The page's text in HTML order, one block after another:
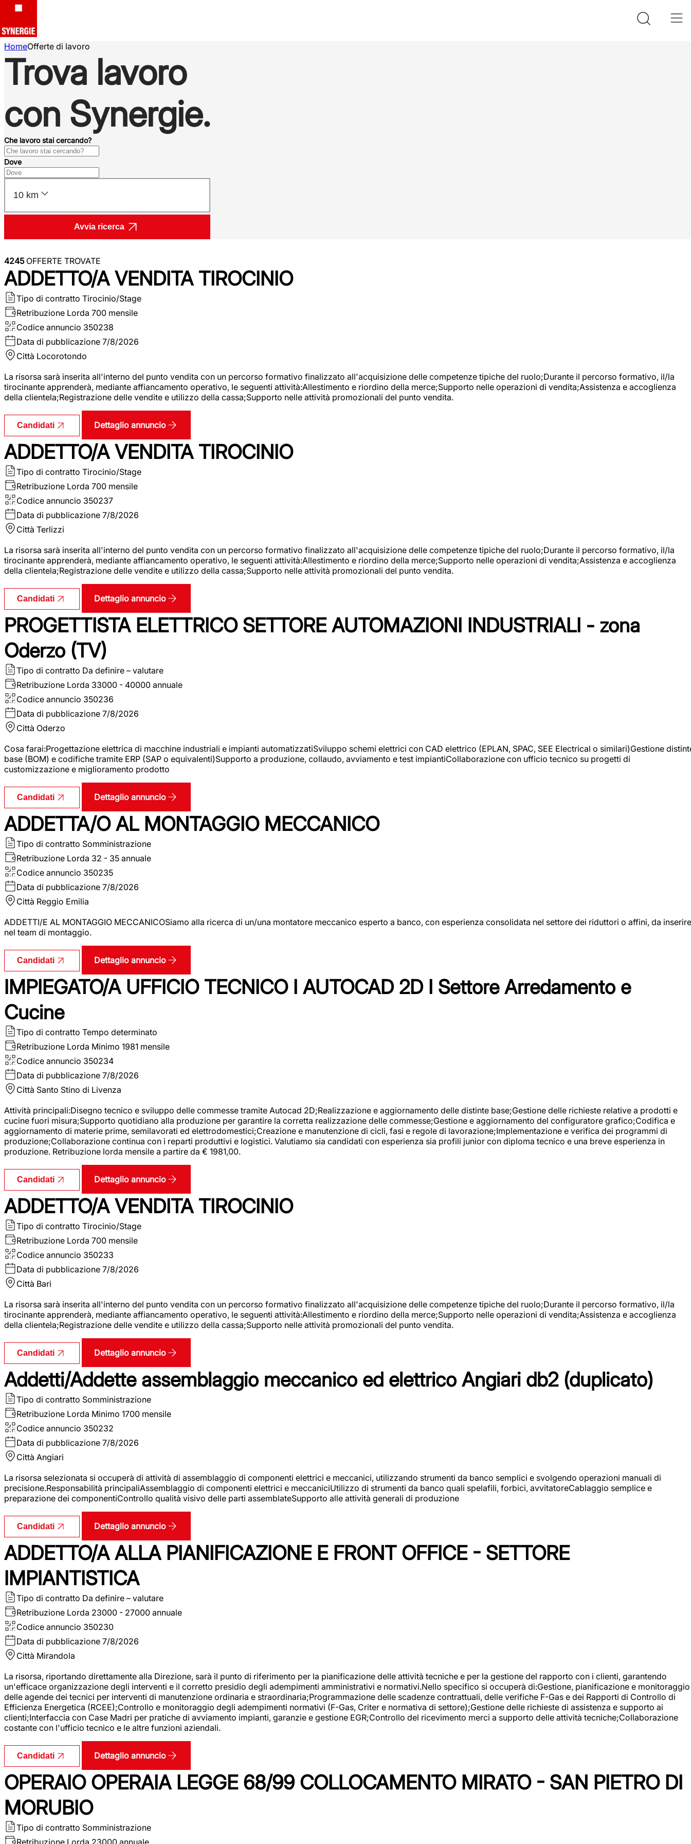
HomeOfferte di lavoro
Trova lavoro
con Synergie.
Che lavoro stai cercando?
Dove
10 km
Avvia ricerca
4245OFFERTE TROVATE
ADDETTO/A VENDITA TIROCINIO
Tipo di contratto Tirocinio/Stage
Retribuzione Lorda 700 mensile
Codice annuncio 350238
Data di pubblicazione 7/8/2026
Città Locorotondo
La risorsa sarà inserita all'interno del punto vendita con un percorso formativo finalizzato all'acquisizione delle competenze tipiche del ruolo;Durante il percorso formativo, il/la
tirocinante apprenderà, mediante affiancamento operativo, le seguenti attività:Allestimento e riordino della merce;Supporto nelle operazioni di vendita;Assistenza e accoglienza
della clientela;Registrazione delle vendite e utilizzo della cassa;Supporto nelle attività promozionali del punto vendita.
Candidati Dettaglio annuncio
ADDETTO/A VENDITA TIROCINIO
Tipo di contratto Tirocinio/Stage
Retribuzione Lorda 700 mensile
Codice annuncio 350237
Data di pubblicazione 7/8/2026
Città Terlizzi
La risorsa sarà inserita all'interno del punto vendita con un percorso formativo finalizzato all'acquisizione delle competenze tipiche del ruolo;Durante il percorso formativo, il/la
tirocinante apprenderà, mediante affiancamento operativo, le seguenti attività:Allestimento e riordino della merce;Supporto nelle operazioni di vendita;Assistenza e accoglienza
della clientela;Registrazione delle vendite e utilizzo della cassa;Supporto nelle attività promozionali del punto vendita.
Candidati Dettaglio annuncio
PROGETTISTA ELETTRICO SETTORE AUTOMAZIONI INDUSTRIALI - zona
Oderzo (TV)
Tipo di contratto Da definire – valutare
Retribuzione Lorda 33000 - 40000 annuale
Codice annuncio 350236
Data di pubblicazione 7/8/2026
Città Oderzo
Cosa farai:Progettazione elettrica di macchine industriali e impianti automatizzatiSviluppo schemi elettrici con CAD elettrico (EPLAN, SPAC, SEE Electrical o similari)Gestione
base (BOM) e codifiche tramite ERP (SAP o equivalenti)Supporto a produzione, collaudo, avviamento e test impiantiCollaborazione con ufficio tecnico su progetti di
customizzazione e miglioramento prodotto
Candidati Dettaglio annuncio
ADDETTA/O AL MONTAGGIO MECCANICO
Tipo di contratto Somministrazione
Retribuzione Lorda 32 - 35 annuale
Codice annuncio 350235
Data di pubblicazione 7/8/2026
Città Reggio Emilia
ADDETTI/E AL MONTAGGIO MECCANICOSiamo alla ricerca di un/una montatore meccanico esperto a banco, con esperienza consolidata nel settore dei riduttori o affini, da inserire
nel team di montaggio.
Candidati Dettaglio annuncio
IMPIEGATO/A UFFICIO TECNICO I AUTOCAD 2D I Settore Arredamento e
Cucine
Tipo di contratto Tempo determinato
Retribuzione Lorda Minimo 1981 mensile
Codice annuncio 350234
Data di pubblicazione 7/8/2026
Città Santo Stino di Livenza
Attività principali:Disegno tecnico e sviluppo delle commesse tramite Autocad 2D;Realizzazione e aggiornamento delle distinte base;Gestione delle richieste relative a prodotti e
cucine fuori misura;Supporto quotidiano alla produzione per garantire la corretta realizzazione delle commesse;Gestione e aggiornamento del configuratore grafico;Codifica e
aggiornamento di materie prime, semilavorati ed elettrodomestici;Creazione e manutenzione di cicli, fasi e regole di lavorazione;Implementazione e verifica dei programmi di
produzione;Collaborazione continua con i reparti produttivi e logistici. Valutiamo sia candidati con esperienza sia profili junior con diploma tecnico e una breve esperienza in
produzione. Retribuzione lorda mensile a partire da € 1981,00.
Candidati Dettaglio annuncio
ADDETTO/A VENDITA TIROCINIO
Tipo di contratto Tirocinio/Stage
Retribuzione Lorda 700 mensile
Codice annuncio 350233
Data di pubblicazione 7/8/2026
Città Bari
La risorsa sarà inserita all'interno del punto vendita con un percorso formativo finalizzato all'acquisizione delle competenze tipiche del ruolo;Durante il percorso formativo, il/la
tirocinante apprenderà, mediante affiancamento operativo, le seguenti attività:Allestimento e riordino della merce;Supporto nelle operazioni di vendita;Assistenza e accoglienza
della clientela;Registrazione delle vendite e utilizzo della cassa;Supporto nelle attività promozionali del punto vendita.
Candidati Dettaglio annuncio
Addetti/Addette assemblaggio meccanico ed elettrico Angiari db2 (duplicato)
Tipo di contratto Somministrazione
Retribuzione Lorda Minimo 1700 mensile
Codice annuncio 350232
Data di pubblicazione 7/8/2026
Città Angiari
La risorsa selezionata si occuperà di attività di assemblaggio di componenti elettrici e meccanici, utilizzando strumenti da banco semplici e svolgendo operazioni manuali di
precisione.Responsabilità principaliAssemblaggio di componenti elettrici e meccaniciUtilizzo di strumenti da banco quali spelafili, forbici, avvitatoreCablaggio semplice e
preparazione dei componentiControllo qualità visivo delle parti assemblateSupporto alle attività generali di produzione
Candidati Dettaglio annuncio
ADDETTO/A ALLA PIANIFICAZIONE E FRONT OFFICE - SETTORE
IMPIANTISTICA
Tipo di contratto Da definire – valutare
Retribuzione Lorda 23000 - 27000 annuale
Codice annuncio 350230
Data di pubblicazione 7/8/2026
Città Mirandola
La risorsa, riportando direttamente alla Direzione, sarà il punto di riferimento per la pianificazione delle attività tecniche e per la gestione del rapporto con i clienti, garantendo
un'efficace organizzazione degli interventi e il corretto presidio degli adempimenti amministrativi e normativi.Nello specifico si occuperà di:Gestione, pianificazione e monitoraggio
delle agende dei tecnici per interventi di manutenzione ordinaria e straordinaria;Programmazione delle scadenze contrattuali, delle verifiche F-Gas e dei Rapporti di Controllo di
Efficienza Energetica (RCEE);Controllo e monitoraggio degli adempimenti normativi (F-Gas, Criter e normativa di settore);Gestione delle richieste di assistenza e supporto ai
clienti;Interfaccia con Case Madri per pratiche di avviamento impianti, garanzie e gestione EGR;Controllo del ricevimento merci a supporto delle attività tecniche;Collaborazione
costante con l'ufficio tecnico e le altre funzioni aziendali.
Candidati Dettaglio annuncio
OPERAIO OPERAIA LEGGE 68/99 COLLOCAMENTO MIRATO - SAN PIETRO DI
MORUBIO
Tipo di contratto Somministrazione
Retribuzione Lorda 23000 annuale